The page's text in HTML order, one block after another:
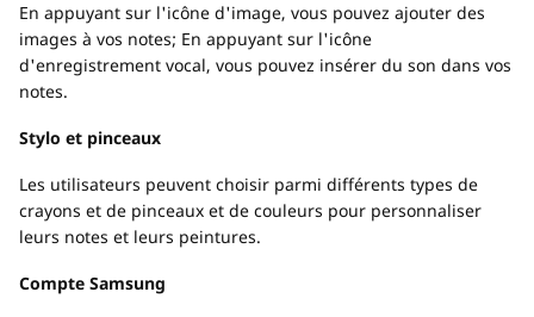
En appuyant sur l'icône d'image, vous pouvez ajouter des
images à vos notes; En appuyant sur l'icône
d'enregistrement vocal, vous pouvez insérer du son dans vos
notes.
Stylo et pinceaux
Les utilisateurs peuvent choisir parmi différents types de
crayons et de pinceaux et de couleurs pour personnaliser
leurs notes et leurs peintures.
Compte Samsung